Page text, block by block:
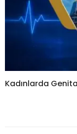
Kadınlarda